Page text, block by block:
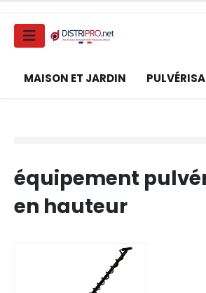
MAISON ET JARDIN
équipement
en hauteur